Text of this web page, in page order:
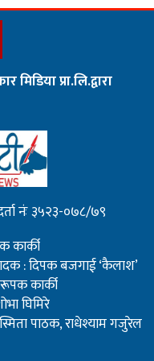
मिडिया प्रा.लि.द्वारा
नंः ३५२३-०७८/७९
कार्की
: दिपक बजगाई ‘कैलाश’
कार्की
घिमिरे
पाठक, राधेश्याम गजुरेल